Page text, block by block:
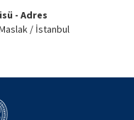
- Adres
/ İstanbul